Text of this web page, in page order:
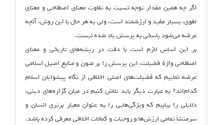
اگر چه همین مقدار توجه نسبت به تفاوت معنای اصطلاحی و معنای
لغوی، بسیار مفید و ارزشمند است، ولی به هر حال با این روش، آنچه
عرضه می‌شود پاسخی به پرسش یاد شده نیست.
بر این اساس لازم است با دقت در ریشه‌های تاریخی و معنای
اصطلاحی واژهٔ فضیلت، این پرسش را بر متون و منابع اصیل اسلامی
عرضه نماییم که فضیلت‌های اصلی اخلاقی از نگاه پیشوایان اسلام
کدام‌اند؟ به عبارت دیگر باید تلاش کنیم در میان گزاره‌های دینی،
دلایلی را بیابیم که ویژگی‌هایی را به عنوان معیار برتری انسان و
سرمنشأ تمامی ارزش‌ها و روحیات و کمالات اخلاقی معرفی کرده باشد.